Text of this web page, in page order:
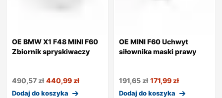
OE BMW X1 F48 MINI F60
Zbiornik spryskiwaczy
490,57zł 440,99zł
Dodaj do koszyka
OE MINI F60 Uchwyt
siłownika maski prawy
191,65zł 171,99zł
Dodaj do koszyka